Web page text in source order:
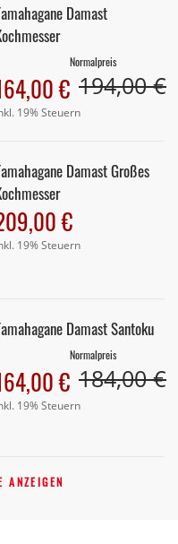
Damast
€
Normalpreis
194,00 €
19% Steuern
Damast Großes
€
19% Steuern
Damast Santoku
€
Normalpreis
184,00 €
19% Steuern
ANZEIGEN